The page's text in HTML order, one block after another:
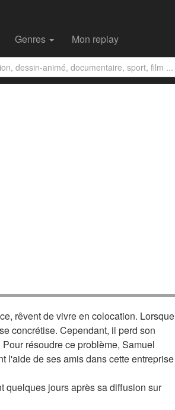
Genres Mon replay
rêvent de vivre en colocation. Lorsque
concrétise. Cependant, il perd son
résoudre ce problème, Samuel
l'aide de ses amis dans cette entreprise
quelques jours après sa diffusion sur